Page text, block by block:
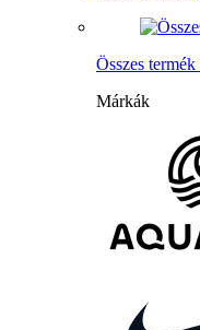
Összes
Márkák